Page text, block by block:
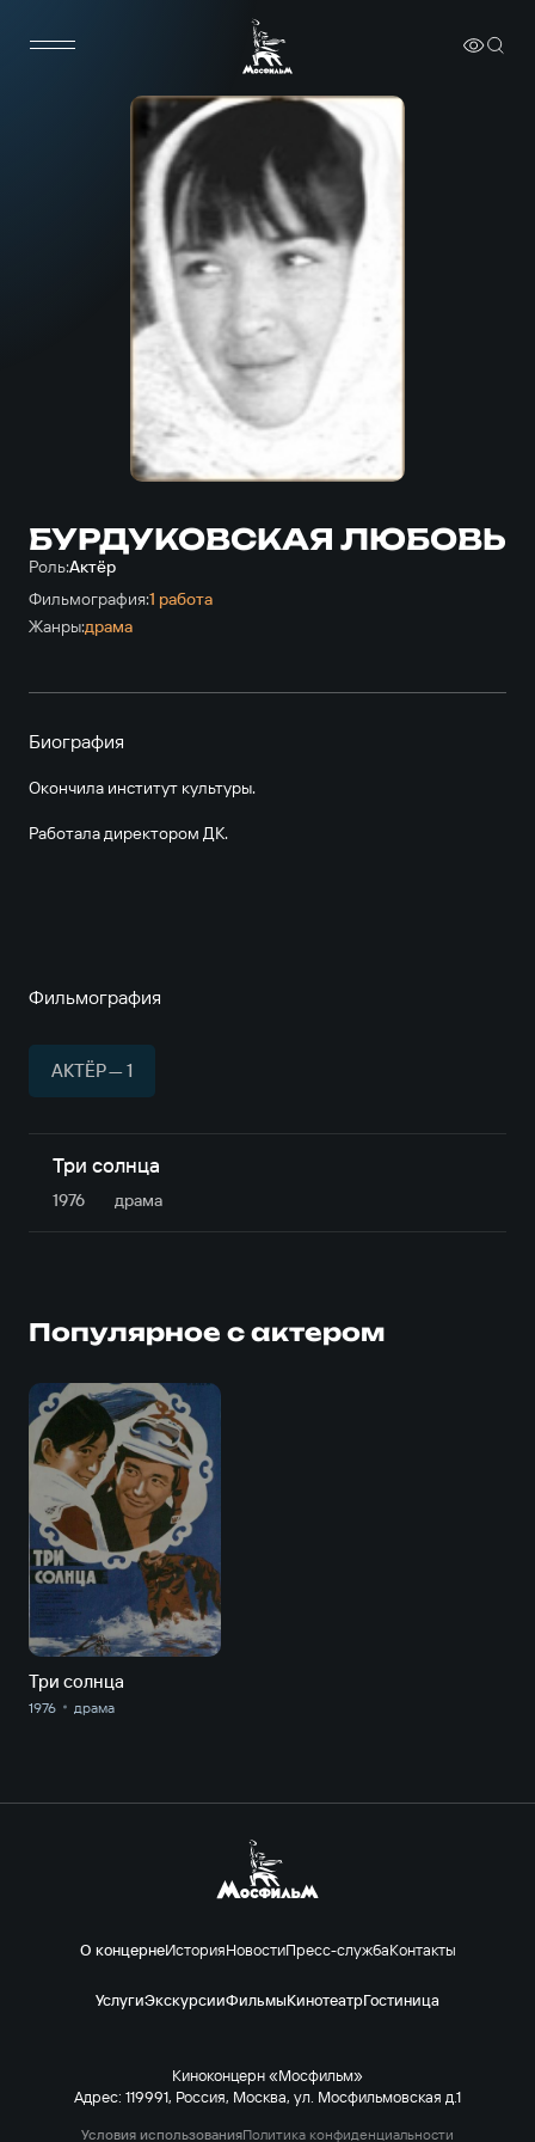
БУРДУКОВСКАЯ ЛЮБОВЬ
Роль:Актёр
Фильмография:1 работа
Жанры:драма
Биография
Окончила институт культуры.
Работала директором ДК.
Фильмография
АКТЁР — 1
Три солнца
1976 драма
Популярное с актером
Три солнца
1976 драма
О концернеИсторияНовостиПресс-службаКонтакты
УслугиЭкскурсииФильмыКинотеатрГостиница
Киноконцерн «Мосфильм»
Адрес: 119991, Россия, Москва, ул. Мосфильмовская д.1
Условия использованияПолитика конфиденциальности